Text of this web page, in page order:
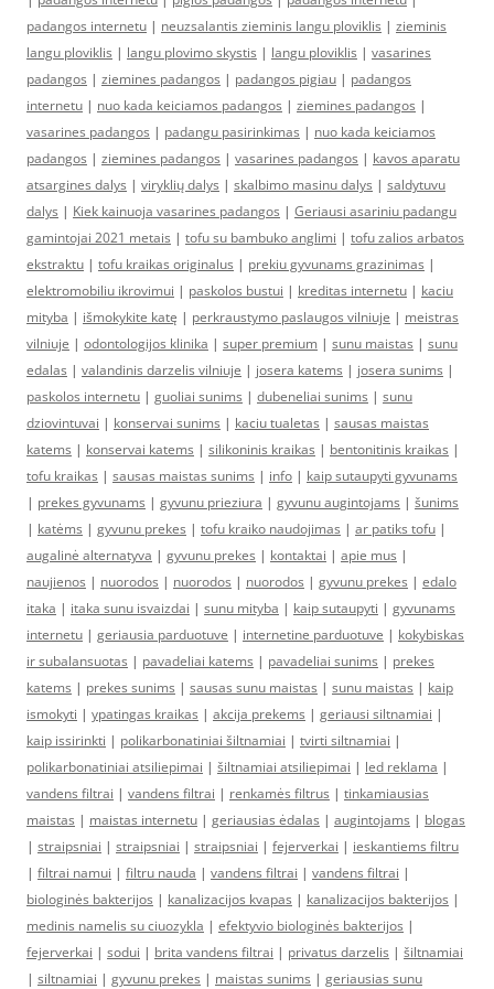
padangos internetu | neuzsalantis zieminis langu ploviklis | zieminis
langu ploviklis | langu plovimo skystis | langu ploviklis | vasarines
padangos | ziemines padangos | padangos pigiau | padangos
internetu | nuo kada keiciamos padangos | ziemines padangos |
vasarines padangos | padangu pasirinkimas | nuo kada keiciamos
padangos | ziemines padangos | vasarines padangos | kavos aparatu
atsargines dalys | viryklių dalys | skalbimo masinu dalys | saldytuvu
dalys | Kiek kainuoja vasarines padangos | Geriausi asariniu padangu
gamintojai 2021 metais | tofu su bambuko anglimi | tofu zalios arbatos
ekstraktu | tofu kraikas originalus | prekiu gyvunams grazinimas |
elektromobiliu ikrovimui | paskolos bustui | kreditas internetu | kaciu
mityba | išmokykite katę | perkraustymo paslaugos vilniuje | meistras
vilniuje | odontologijos klinika | super premium | sunu maistas | sunu
edalas | valandinis darzelis vilniuje | josera katems | josera sunims |
paskolos internetu | guoliai sunims | dubeneliai sunims | sunu
dziovintuvai | konservai sunims | kaciu tualetas | sausas maistas
katems | konservai katems | silikoninis kraikas | bentonitinis kraikas |
tofu kraikas | sausas maistas sunims | info | kaip sutaupyti gyvunams
| prekes gyvunams | gyvunu prieziura | gyvunu augintojams | šunims
| katėms | gyvunu prekes | tofu kraiko naudojimas | ar patiks tofu |
augalinė alternatyva | gyvunu prekes | kontaktai | apie mus |
naujienos | nuorodos | nuorodos | nuorodos | gyvunu prekes | edalo
itaka | itaka sunu isvaizdai | sunu mityba | kaip sutaupyti | gyvunams
internetu | geriausia parduotuve | internetine parduotuve | kokybiskas
ir subalansuotas | pavadeliai katems | pavadeliai sunims | prekes
katems | prekes sunims | sausas sunu maistas | sunu maistas | kaip
ismokyti | ypatingas kraikas | akcija prekems | geriausi siltnamiai |
kaip issirinkti | polikarbonatiniai šiltnamiai | tvirti siltnamiai |
polikarbonatiniai atsiliepimai | šiltnamiai atsiliepimai | led reklama |
vandens filtrai | vandens filtrai | renkamės filtrus | tinkamiausias
maistas | maistas internetu | geriausias ėdalas | augintojams | blogas
| straipsniai | straipsniai | straipsniai | fejerverkai | ieskantiems filtru
| filtrai namui | filtru nauda | vandens filtrai | vandens filtrai |
biologinės bakterijos | kanalizacijos kvapas | kanalizacijos bakterijos |
medinis namelis su ciuozykla | efektyvio biologinės bakterijos |
fejerverkai | sodui | brita vandens filtrai | privatus darzelis | šiltnamiai
| siltnamiai | gyvunu prekes | maistas sunims | geriausias sunu